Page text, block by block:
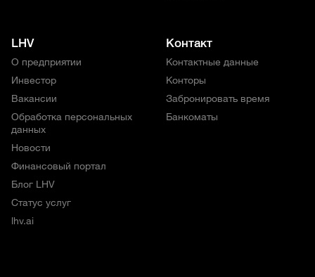
LHV
О предприятии
Инвестор
Вакансии
Обработка персональных
данных
Новости
Финансовый портал
Блог LHV
Статус услуг
lhv.ai
Контакт
Контактные данные
Конторы
Забронировать время
Банкоматы